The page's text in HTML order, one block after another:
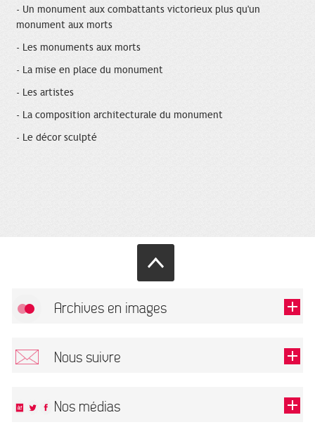
- Un monument aux combattants victorieux plus qu'un
monument aux morts
- Les monuments aux morts
- La mise en place du monument
- Les artistes
- La composition architecturale du monument
- Le décor sculpté
Archives en images
Nous suivre
Nos médias